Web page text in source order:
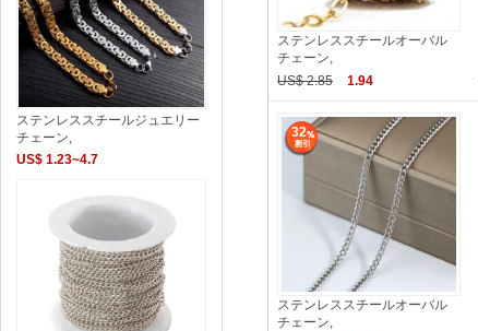
ステンレススチールオーバル
チェーン,
US$ 2.85
1.94
32
ステンレススチールオーバル
チェーン,
ステンレススチールジュエリー
チェーン,
US$ 1.23~4.7